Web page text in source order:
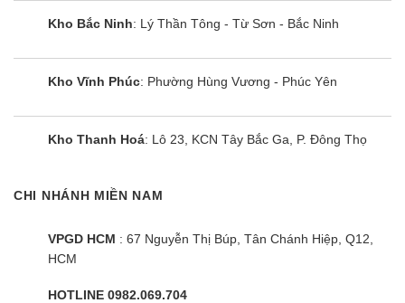
K6NNC7A | 24000BTU 1 chiều
Kho Bắc Ninh: Lý Thần Tông - Từ Sơn - Bắc Ninh
Kho Vĩnh Phúc: Phường Hùng Vương - Phúc Yên
Kho Thanh Hoá: Lô 23, KCN Tây Bắc Ga, P. Đông Thọ
CHI NHÁNH MIỀN NAM
VPGD HCM : 67 Nguyễn Thị Búp, Tân Chánh Hiệp, Q12,
HCM
HOTLINE 0982.069.704